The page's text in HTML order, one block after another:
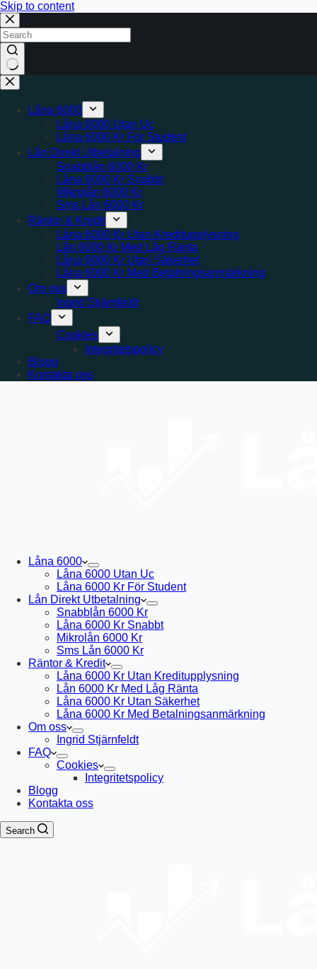
Skip to content
No
results
Låna 6000
Låna 6000 Utan Uc
Låna 6000 Kr För Student
Lån Direkt Utbetalning
Snabblån 6000 Kr
Låna 6000 Kr Snabbt
Mikrolån 6000 Kr
Sms Lån 6000 Kr
Räntor & Kredit
Låna 6000 Kr Utan Kreditupplysning
Lån 6000 Kr Med Låg Ränta
Låna 6000 Kr Utan Säkerhet
Låna 6000 Kr Med Betalningsanmärkning
Om oss
Ingrid Stjärnfeldt
FAQ
Cookies
Integritetspolicy
Blogg
Kontakta oss
Låna 6000
Låna 6000 Utan Uc
Låna 6000 Kr För Student
Lån Direkt Utbetalning
Snabblån 6000 Kr
Låna 6000 Kr Snabbt
Mikrolån 6000 Kr
Sms Lån 6000 Kr
Räntor & Kredit
Låna 6000 Kr Utan Kreditupplysning
Lån 6000 Kr Med Låg Ränta
Låna 6000 Kr Utan Säkerhet
Låna 6000 Kr Med Betalningsanmärkning
Om oss
Ingrid Stjärnfeldt
FAQ
Cookies
Integritetspolicy
Blogg
Kontakta oss
Search